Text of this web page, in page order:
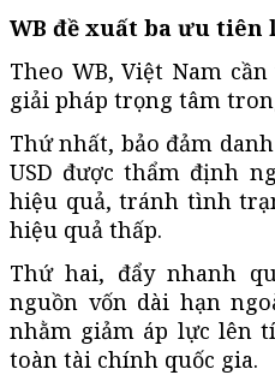
WB đề xuất ba ưu tiên
Theo WB, Việt Nam
giải pháp trọng tâm
Thứ nhất, bảo đảm
USD được thẩm định
hiệu quả, tránh tình
hiệu quả thấp.
Thứ hai, đẩy nhanh
nguồn vốn dài hạn
nhằm giảm áp lực lên
toàn tài chính quốc gia.